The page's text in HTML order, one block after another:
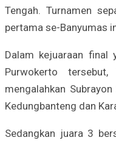
Tengah. Turnamen
pertama se-Banyumas
Dalam kejuaraan final
Purwokerto
mengalahkan
Kedungbanteng dan
Sedangkan juara 3